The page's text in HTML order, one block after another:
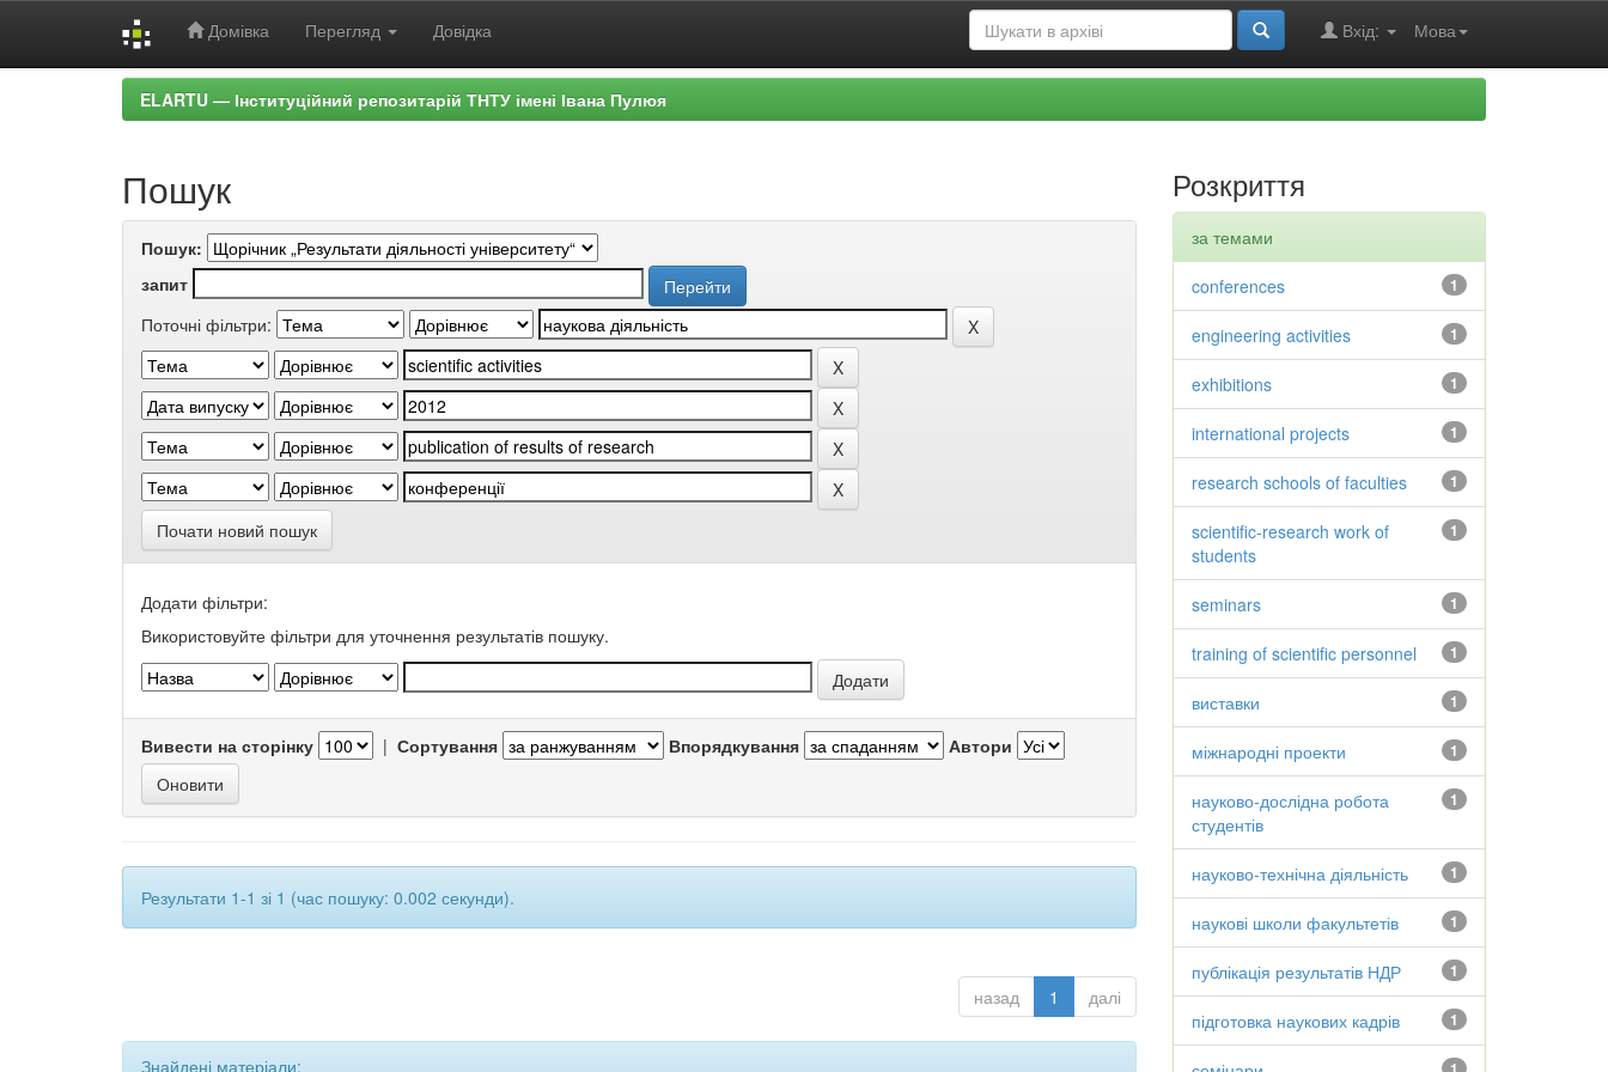
Домівка Перегляд Довідка Мова
Вхід:
ELARTU — Інституційний репозитарій ТНТУ імені Івана Пулюя
Пошук
Пошук:
запит
Поточні фільтри:
Почати новий пошук
Додати фільтри:
Використовуйте фільтри для уточнення результатів пошуку.
Вивести на сторінку | Сортування Впорядкування Автори
Результати 1-1 зі 1 (час пошуку: 0.002 секунди).
назад 1 далі
Знайдені матеріали:
Розкриття
за темами
1
conferences
1
engineering activities
1
exhibitions
1
international projects
1
research schools of faculties
1
scientific-research work of
students
1
seminars
1
training of scientific personnel
1
виставки
1
міжнародні проекти
1
науково-дослідна робота
студентів
1
науково-технічна діяльність
1
наукові школи факультетів
1
публікація результатів НДР
1
підготовка наукових кадрів